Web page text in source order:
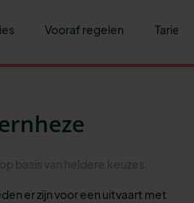
Vooraf regelen
er zijn voor een uitvaart met